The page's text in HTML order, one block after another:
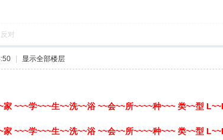
反对
显示全部楼层
~~~学~~~生~~洗~~浴 ~~会~~所~~~~种~~~ 类~~型
~~~学~~~生~~洗~~浴 ~~会~~所~~~~种~~~ 类~~型